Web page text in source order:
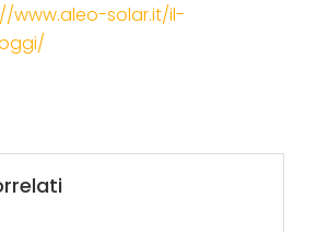
www.aleo-solar.it/il-